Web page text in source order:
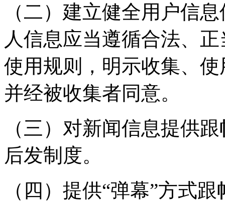
（二）建立健全用户信
人信息应当遵循合法、
使用规则，明示收集、
并经被收集者同意。
（三）对新闻信息提供
后发制度。
（四）提供“弹幕”方式